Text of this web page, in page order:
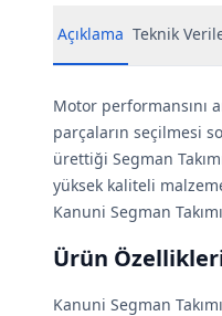
Açıklama Teknik
Motor performansını
parçaların seçilmesi
ürettiği Segman
yüksek kaliteli
Kanuni Segman
Ürün
Kanuni Segman